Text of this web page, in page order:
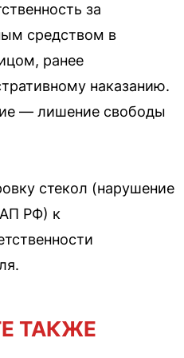
за
средством в
ранее
наказанию.
— лишение свободы
стекол (нарушение
РФ) к
ТАКЖЕ